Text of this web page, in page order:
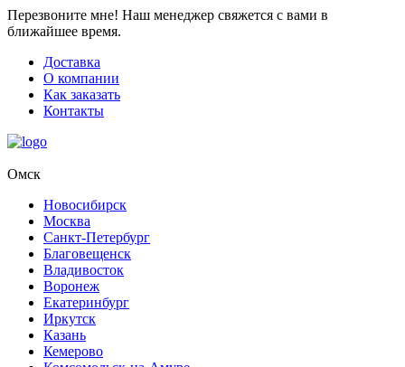
Перезвоните мне! Наш менеджер свяжется с вами в
ближайшее время.
Доставка
О компании
Как заказать
Контакты
Омск
Новосибирск
Москва
Санкт-Петербург
Благовещенск
Владивосток
Воронеж
Екатеринбург
Иркутск
Казань
Кемерово